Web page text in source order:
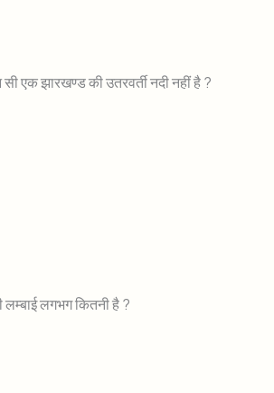
एक झारखण्ड की उतरवर्ती नदी नहीं है ?
लम्बाई लगभग कितनी है ?